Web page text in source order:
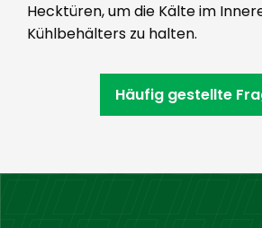
Hecktüren, um die Kälte im
Kühlbehälters zu halten.
Häufig gestellte